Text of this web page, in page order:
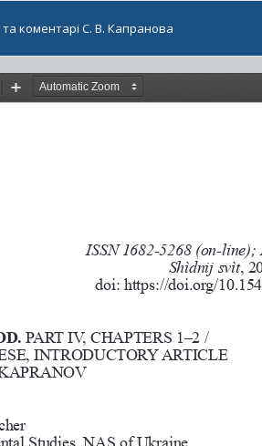
та коментарі С. В. Капранова